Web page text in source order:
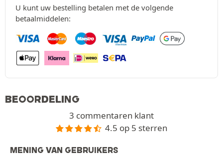
U kunt uw bestelling betalen met de volgende
betaalmiddelen:
BEOORDELING
3 commentaren klant
4.5 op 5 sterren
MENING VAN GEBRUIKERS